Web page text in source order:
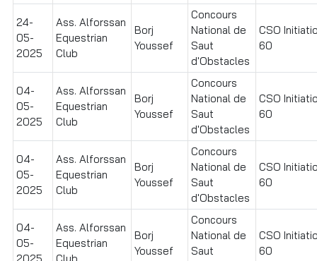
24-
05-
2025
Ass. Alforssan
Equestrian
Club
Borj
Youssef
Concours
National de
Saut
d'Obstacles
CSO
60
04-
05-
2025
Ass. Alforssan
Equestrian
Club
Borj
Youssef
Concours
National de
Saut
d'Obstacles
CSO
60
04-
05-
2025
Ass. Alforssan
Equestrian
Club
Borj
Youssef
Concours
National de
Saut
d'Obstacles
CSO
60
04-
05-
2025
Ass. Alforssan
Equestrian
Club
Borj
Youssef
Concours
National de
Saut
CSO
60